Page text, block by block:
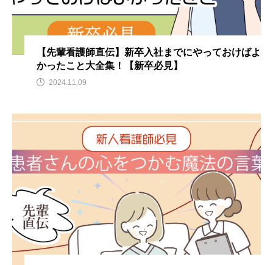
【先輩看護師直伝】新卒入社までにやっておけばよ
かったこと大全集！【新卒必見】
2024.11.09